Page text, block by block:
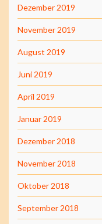
Dezember 2019
November 2019
August 2019
Juni 2019
April 2019
Januar 2019
Dezember 2018
November 2018
Oktober 2018
September 2018